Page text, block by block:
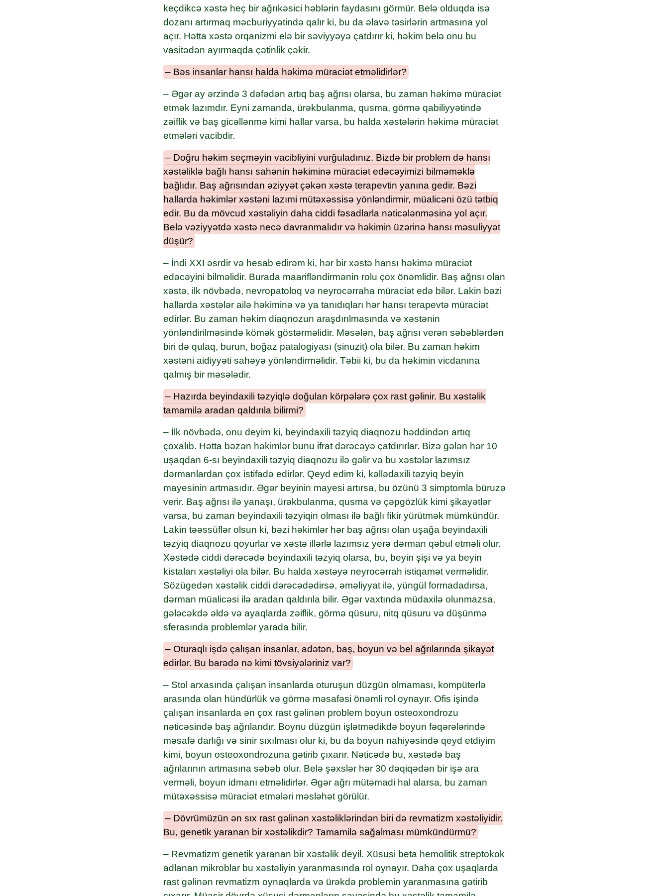
keçdikcə xəstə heç bir ağrıkəsici həblərin faydasını görmür. Belə olduqda isə
dozanı artırmaq məcburiyyətində qalır ki, bu da əlavə təsirlərin artmasına yol
açır. Hətta xəstə orqanizmi elə bir səviyyəyə çatdırır ki, həkim belə onu bu
vasitədən ayırmaqda çətinlik çəkir.
– Bəs insanlar hansı halda həkimə müraciət etməlidirlər?
– Əgər ay ərzində 3 dəfədən artıq baş ağrısı olarsa, bu zaman həkimə müraciət
etmək lazımdır. Eyni zamanda, ürəkbulanma, qusma, görmə qabiliyyətində
zəiflik və baş gicəllənmə kimi hallar varsa, bu halda xəstələrin həkimə müraciət
etmələri vacibdir.
– Doğru həkim seçməyin vacibliyini vurğuladınız. Bizdə bir problem də hansı
xəstəliklə bağlı hansı sahənin həkiminə müraciət edəcəyimizi bilməməklə
bağlıdır. Baş ağrısından əziyyət çəkən xəstə terapevtin yanına gedir. Bəzi
hallarda həkimlər xəstəni lazımi mütəxəssisə yönləndirmir, müalicəni özü tətbiq
edir. Bu da mövcud xəstəliyin daha ciddi fəsadlarla nəticələnməsinə yol açır.
Belə vəziyyətdə xəstə necə davranmalıdır və həkimin üzərinə hansı məsuliyyət
düşür?
– İndi XXI əsrdir və hesab edirəm ki, hər bir xəstə hansı həkimə müraciət
edəcəyini bilməlidir. Burada maarifləndirmənin rolu çox önəmlidir. Baş ağrısı olan
xəstə, ilk növbədə, nevropatoloq və neyrocərraha müraciət edə bilər. Lakin bəzi
hallarda xəstələr ailə həkiminə və ya tanıdıqları hər hansı terapevtə müraciət
edirlər. Bu zaman həkim diaqnozun araşdırılmasında və xəstənin
yönləndirilməsində kömək göstərməlidir. Məsələn, baş ağrısı verən səbəblərdən
biri də qulaq, burun, boğaz patalogiyası (sinuzit) ola bilər. Bu zaman həkim
xəstəni aidiyyəti sahəyə yönləndirməlidir. Təbii ki, bu da həkimin vicdanına
qalmış bir məsələdir.
– Hazırda beyindaxili təzyiqlə doğulan körpələrə çox rast gəlinir. Bu xəstəlik
tamamilə aradan qaldırıla bilirmi?
– İlk növbədə, onu deyim ki, beyindaxili təzyiq diaqnozu həddindən artıq
çoxalıb. Hətta bəzən həkimlər bunu ifrat dərəcəyə çatdırırlar. Bizə gələn hər 10
uşaqdan 6-sı beyindaxili təzyiq diaqnozu ilə gəlir və bu xəstələr lazımsız
dərmanlardan çox istifadə edirlər. Qeyd edim ki, kəllədaxili təzyiq beyin
mayesinin artmasıdır. Əgər beyinin mayesi artırsa, bu özünü 3 simptomla büruzə
verir. Baş ağrısı ilə yanaşı, ürəkbulanma, qusma və çəpgözlük kimi şikayətlər
varsa, bu zaman beyindaxili təzyiqin olması ilə bağlı fikir yürütmək mümkündür.
Lakin təəssüflər olsun ki, bəzi həkimlər hər baş ağrısı olan uşağa beyindaxili
təzyiq diaqnozu qoyurlar və xəstə illərlə lazımsız yerə dərman qəbul etməli olur.
Xəstədə ciddi dərəcədə beyindaxili təzyiq olarsa, bu, beyin şişi və ya beyin
kistaları xəstəliyi ola bilər. Bu halda xəstəyə neyrocərrah istiqamət verməlidir.
Sözügedən xəstəlik ciddi dərəcədədirsə, əməliyyat ilə, yüngül formadadırsa,
dərman müalicəsi ilə aradan qaldırıla bilir. Əgər vaxtında müdaxilə olunmazsa,
gələcəkdə əldə və ayaqlarda zəiflik, görmə qüsuru, nitq qüsuru və düşünmə
sferasında problemlər yarada bilir.
– Oturaqlı işdə çalışan insanlar, adətən, baş, boyun və bel ağrılarında şikayət
edirlər. Bu barədə nə kimi tövsiyələriniz var?
– Stol arxasında çalışan insanlarda oturuşun düzgün olmaması, kompüterlə
arasında olan hündürlük və görmə məsafəsi önəmli rol oynayır. Ofis işində
çalışan insanlarda ən çox rast gəlinən problem boyun osteoxondrozu
nəticəsində baş ağrılarıdır. Boynu düzgün işlətmədikdə boyun fəqərələrində
məsafə darlığı və sinir sıxılması olur ki, bu da boyun nahiyəsində qeyd etdiyim
kimi, boyun osteoxondrozuna gətirib çıxarır. Nəticədə bu, xəstədə baş
ağrılarının artmasına səbəb olur. Belə şəxslər hər 30 dəqiqədən bir işə ara
verməli, boyun idmanı etməlidirlər. Əgər ağrı mütəmadi hal alarsa, bu zaman
mütəxəssisə müraciət etmələri məsləhət görülür.
– Dövrümüzün ən sıx rast gəlinən xəstəliklərindən biri də revmatizm xəstəliyidir.
Bu, genetik yaranan bir xəstəlikdir? Tamamilə sağalması mümkündürmü?
– Revmatizm genetik yaranan bir xəstəlik deyil. Xüsusi beta hemolitik streptokok
adlanan mikroblar bu xəstəliyin yaranmasında rol oynayır. Daha çox uşaqlarda
rast gəlinən revmatizm oynaqlarda və ürəkdə problemin yaranmasına gətirib